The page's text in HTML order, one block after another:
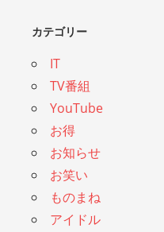
カテゴリー
IT
TV番組
YouTube
お得
お知らせ
お笑い
ものまね
アイドル